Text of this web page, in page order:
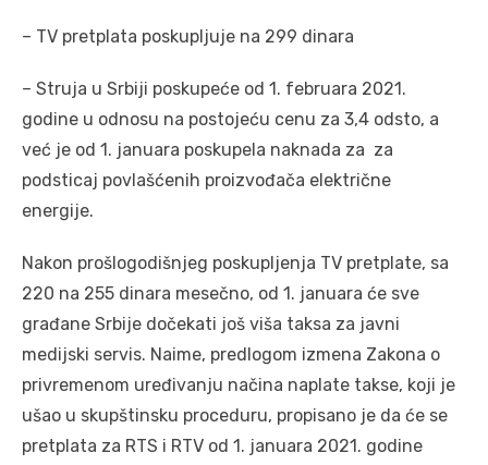
– TV pretplata poskupljuje na 299 dinara
– Struja u Srbiji poskupeće od 1. februara 2021.
godine u odnosu na postojeću cenu za 3,4 odsto, a
već je od 1. januara poskupela naknada za za
podsticaj povlašćenih proizvođača električne
energije.
Nakon prošlogodišnjeg poskupljenja TV pretplate, sa
220 na 255 dinara mesečno, od 1. januara će sve
građane Srbije dočekati još viša taksa za javni
medijski servis. Naime, predlogom izmena Zakona o
privremenom uređivanju načina naplate takse, koji je
ušao u skupštinsku proceduru, propisano je da će se
pretplata za RTS i RTV od 1. januara 2021. godine